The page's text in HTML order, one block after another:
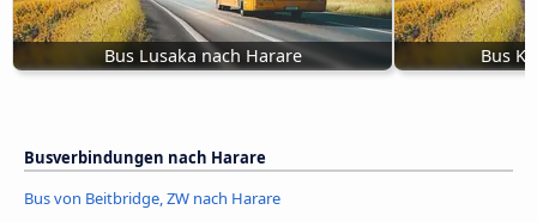
Bus Lusaka nach Harare Bus
Busverbindungen nach Harare
Bus von Beitbridge, ZW nach Harare